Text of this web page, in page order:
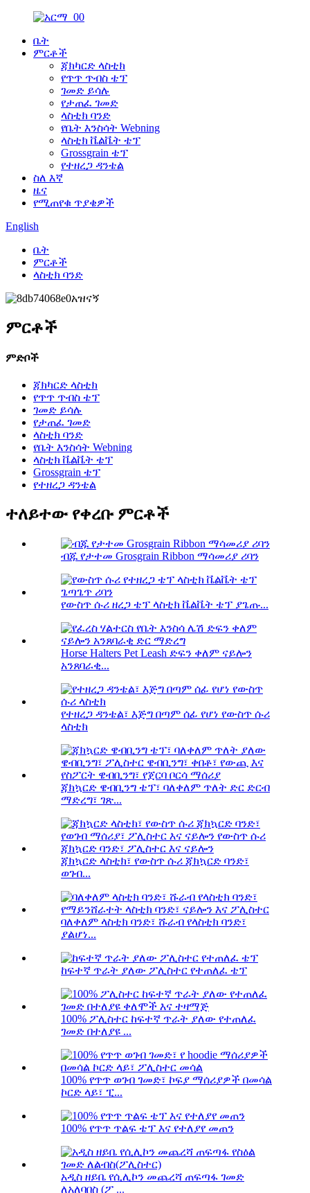
ቤት
ምርቶች
ጃክካርድ ላስቲክ
የጥጥ ጥብስ ቴፕ
ገመድ ይሳሉ
የታጠፈ ገመድ
ላስቲክ ባንድ
የቤት እንስሳት Webning
ላስቲክ ቬልቬት ቴፕ
Grossgrain ቴፕ
የተዘረጋ ዳንቴል
ስለ እኛ
ዜና
የሚጠየቁ ጥያቄዎች
English
ቤት
ምርቶች
ላስቲክ ባንድ
ምርቶች
ምድቦች
ጃክካርድ ላስቲክ
የጥጥ ጥብስ ቴፕ
ገመድ ይሳሉ
የታጠፈ ገመድ
ላስቲክ ባንድ
የቤት እንስሳት Webning
ላስቲክ ቬልቬት ቴፕ
Grossgrain ቴፕ
የተዘረጋ ዳንቴል
ተለይተው የቀረቡ ምርቶች
ብጁ የታተመ Grosgrain Ribbon ማሳመሪያ ሪባን
የውስጥ ሱሪ ዘረጋ ቴፕ ላስቲክ ቬልቬት ቴፕ ያጌጡ...
Horse Halters Pet Leash ድፍን ቀለም ናይሎን
አንጸባራቂ...
የተዘረጋ ዳንቴል፣ እጅግ በጣም ሰፊ የሆነ የውስጥ ሱሪ
ላስቲክ
ጃክኳርድ ዌብቢንግ ቴፕ፣ ባለቀለም ጥለት ድር ድርብ
ማድረግ፣ ገጽ...
ጃክኳርድ ላስቲክ፣ የውስጥ ሱሪ ጃክኳርድ ባንድ፣
ወገብ...
ባለቀለም ላስቲክ ባንድ፣ ሹራብ የላስቲክ ባንድ፣
ያልሆነ...
ከፍተኛ ጥራት ያለው ፖሊስተር የተጠለፈ ቴፕ
100% ፖሊስተር ከፍተኛ ጥራት ያለው የተጠለፈ
ገመድ በተለያዩ ...
100% የጥጥ ወገብ ገመድ፣ ኮፍያ ማሰሪያዎች በመሳል
ኮርድ ላይ፣ ፒ...
100% የጥጥ ጥልፍ ቴፕ እና የተለያየ መጠን
አዲስ ዘይቤ የሲሊኮን መጨረሻ ጠፍጣፋ ገመድ
ለአለባበስ (ፖ ...